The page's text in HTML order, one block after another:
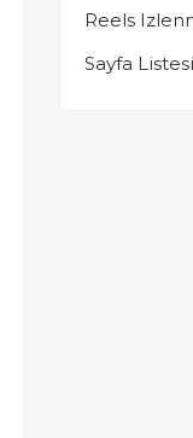
Reels
Sayfa Listesi